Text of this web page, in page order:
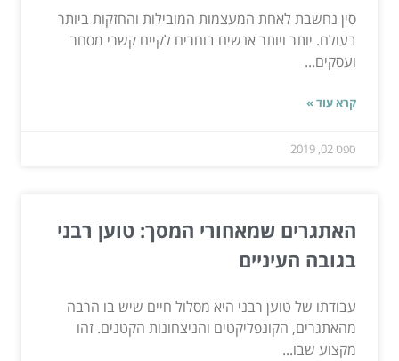
סין נחשבת לאחת המעצמות המובילות והחזקות ביותר
בעולם. יותר ויותר אנשים בוחרים לקיים קשרי מסחר
ועסקים...
קרא עוד »
ספט 02, 2019
האתגרים שמאחורי המסך: טוען רבני
בגובה העיניים
עבודתו של טוען רבני היא מסלול חיים שיש בו הרבה
מהאתגרים, הקונפליקטים והניצחונות הקטנים. זהו
מקצוע שבו...